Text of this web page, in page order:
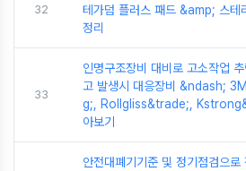
32
테가덤 플러스 패드 &amp; 스테
정리
33
인명구조장비 대비로 고소작업
고 발생시 대응장비 &ndash;
g;, Rollgliss&trade;,
아보기
안전대폐기기준 및 정기점검으로